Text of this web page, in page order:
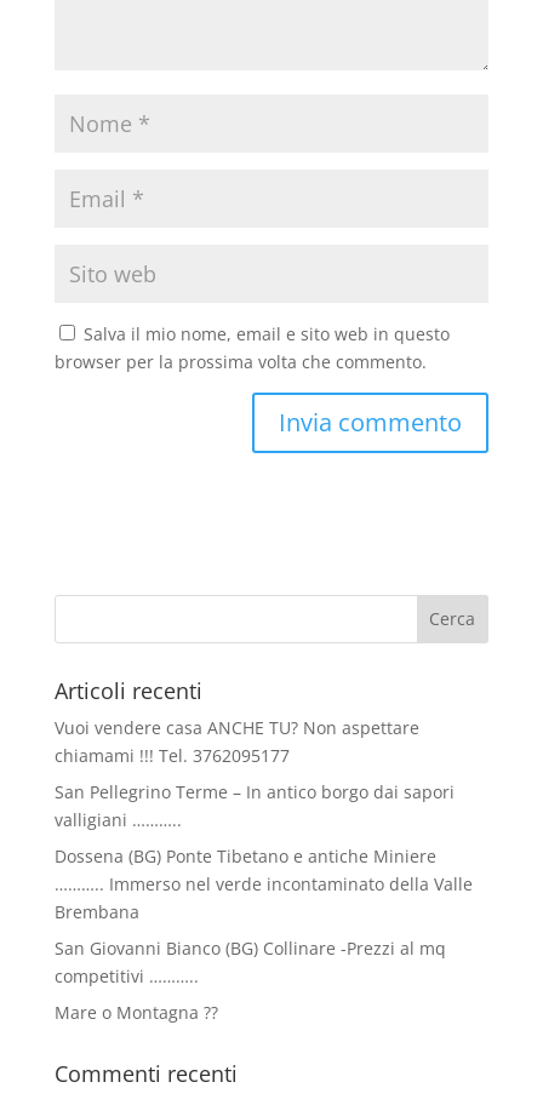
Salva il mio nome, email e sito web in questo
browser per la prossima volta che commento.
Articoli recenti
Vuoi vendere casa ANCHE TU? Non aspettare
chiamami !!! Tel. 3762095177
San Pellegrino Terme – In antico borgo dai sapori
valligiani ………..
Dossena (BG) Ponte Tibetano e antiche Miniere
……….. Immerso nel verde incontaminato della Valle
Brembana
San Giovanni Bianco (BG) Collinare -Prezzi al mq
competitivi ………..
Mare o Montagna ??
Commenti recenti